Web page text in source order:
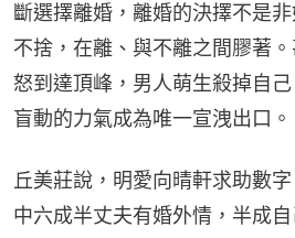
斷選擇離婚，離婚的決擇不是
不捨，在離、與不離之間膠著
怒到達頂峰，男人萌生殺掉自己
盲動的力氣成為唯一宣洩出口。
丘美莊說，明愛向晴軒求助數
中六成半丈夫有婚外情，半成